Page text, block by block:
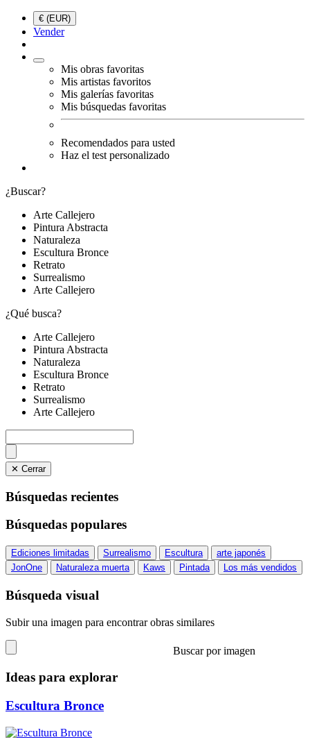
€ (EUR)
Vender
Mis obras favoritas
Mis artistas favoritos
Mis galerías favoritas
Mis búsquedas favoritas
Recomendados para usted
Haz el test personalizado
¿Buscar?
Arte Callejero
Pintura Abstracta
Naturaleza
Escultura Bronce
Retrato
Surrealismo
Arte Callejero
¿Qué busca?
Arte Callejero
Pintura Abstracta
Naturaleza
Escultura Bronce
Retrato
Surrealismo
Arte Callejero
✕ Cerrar
Búsquedas recientes
Búsquedas populares
Ediciones limitadas Surrealismo Escultura
arte japonés
JonOne
Naturaleza muerta Kaws Pintada Los más vendidos
Búsqueda visual
Subir una imagen para encontrar obras similares
Buscar por imagen
Ideas para explorar
Escultura Bronce